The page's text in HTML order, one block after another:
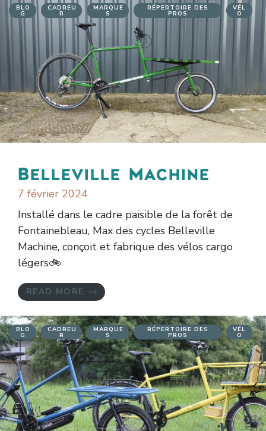
BLO
G
CADREU
R
MARQUE
S
RÉPERTOIRE DES
PROS
VÉL
O
Belleville Machine
7 février 2024
Installé dans le cadre paisible de la forêt de
Fontainebleau, Max des cycles Belleville
Machine, conçoit et fabrique des vélos cargo
légers🚲️
READ MORE
BLO
G
CADREU
R
MARQUE
S
RÉPERTOIRE DES
PROS
VÉL
O